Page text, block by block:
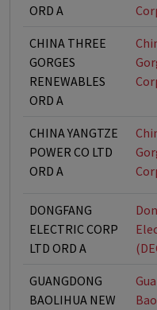
ORD A
CHINA THREE
GORGES
RENEWABLES
ORD A
CHINA YANGTZE
POWER CO LTD
ORD A
DONGFANG
ELECTRIC CORP
LTD ORD A
GUANGDONG
BAOLIHUA NEW